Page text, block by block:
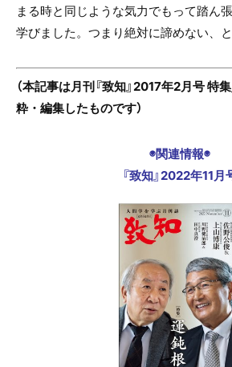
まる時と同じような気力でもって踏ん
学びました。つまり絶対に諦めない、
（本記事は月刊『致知』2017年2月号 特集
粋・編集したものです）
◉関連情報◉
『致知』2022年11月